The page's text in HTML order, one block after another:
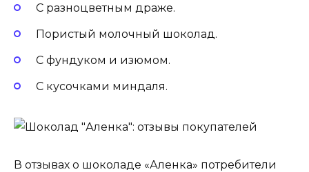
С разноцветным драже.
Пористый молочный шоколад.
С фундуком и изюмом.
С кусочками миндаля.
В отзывах о шоколаде «Аленка» потребители